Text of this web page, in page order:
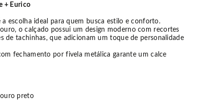
+ Eurico
a escolha ideal para quem busca estilo e conforto.
o calçado possui um design moderno com recortes
de tachinhas, que adicionam um toque de personalidade
fechamento por fivela metálica garante um calce
preto